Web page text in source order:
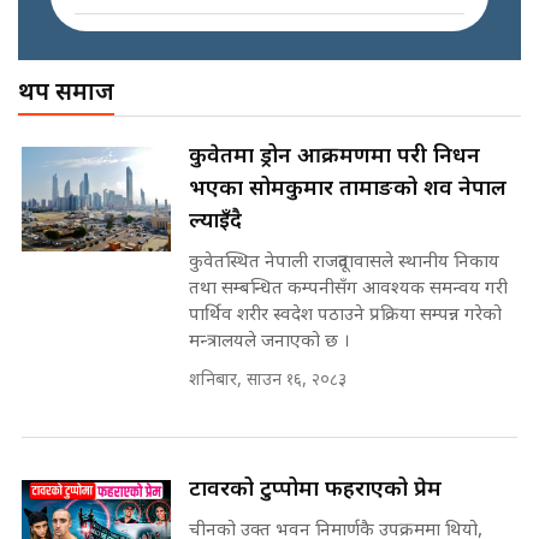
इनड्राइभ || SIDHAKURA ||
राष्ट्रिय सवालमा ९ दल एकजुट ||
Prachanda, Rabi, Gagan Stand
on the Same Page ||
SIDHAKURA ||
सहकारी पीडितसँग मन्त्री प्रतिभा रावलले
भनिन्–साथ दिनुहोस्, दबाब होइन ||
Sidhakura || Pratibha Rawal
Waterfall of Rasuwa ||
SIDHAKURA ||
SIDHAKURA
पोप्पोको पासोः कमाउने लोभमा घरबार नै
उठिबास | The Dark Side of
'Poppo Live'-SIDHAKURA
INVESTIGATION
मन्त्री आउने बित्तिकै सुरु भएको थियो
घुसको डिल || Raj Kumar Gupta ||
भूमिसुधार मन्त्रीलाई जोगाइदै ! ||
थप समाज
कुवेतमा ड्रोन आक्रमणमा परी निधन
भएका सोमकुमार तामाङको शव नेपाल
ल्याइँदै
कुवेतस्थित नेपाली राजदूतावासले स्थानीय निकाय
तथा सम्बन्धित कम्पनीसँग आवश्यक समन्वय गरी
पार्थिव शरीर स्वदेश पठाउने प्रक्रिया सम्पन्न गरेको
मन्त्रालयले जनाएको छ ।
शनिबार, साउन १६, २०८३
टावरको टुप्पोमा फहराएको प्रेम
चीनको उक्त भवन निमार्णकै उपक्रममा थियो,